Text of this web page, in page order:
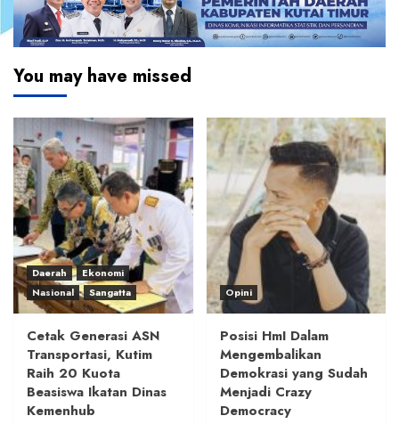
You may have missed
Daerah
Ekonomi
Nasional
Sangatta
Cetak Generasi ASN
Transportasi, Kutim
Raih 20 Kuota
Beasiswa Ikatan Dinas
Kemenhub
Opini
Posisi HmI Dalam
Mengembalikan
Demokrasi yang Sudah
Menjadi Crazy
Democracy